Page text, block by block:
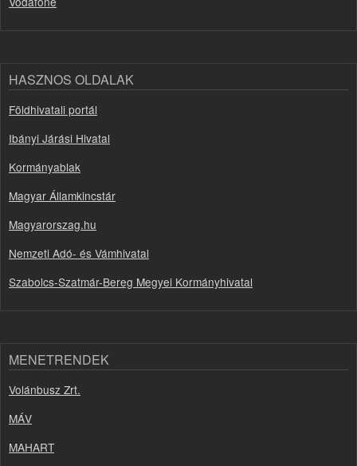
HASZNOS OLDALAK
Földhivatali portál
Ibányi Járási Hivatal
Kormányablak
Magyar Államkincstár
Magyarorszag.hu
Nemzeti Adó- és Vámhivatal
Szabolcs-Szatmár-Bereg Megyei Kormányhivatal
MENETRENDEK
Volánbusz Zrt.
MÁV
MAHART